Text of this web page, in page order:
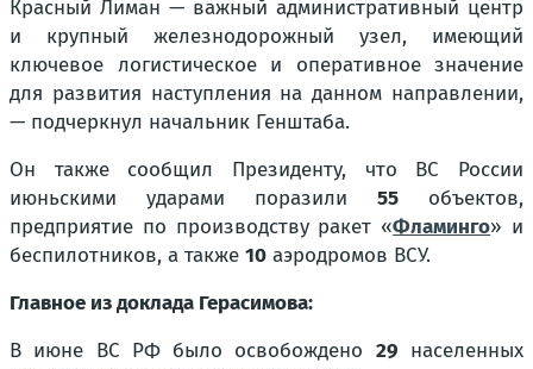
Красный Лиман — важный административный центр
и крупный железнодорожный узел, имеющий
ключевое логистическое и оперативное значение
для развития наступления на данном направлении,
— подчеркнул начальник Генштаба.
Он также сообщил Президенту, что ВС России
июньскими ударами поразили 55 объектов,
предприятие по производству ракет «Фламинго» и
беспилотников, а также 10 аэродромов ВСУ.
Главное из доклада Герасимова:
В июне ВС РФ было освобождено 29 населенных